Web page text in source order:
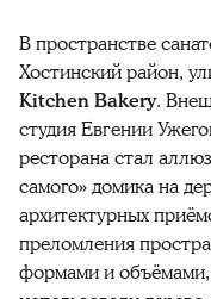
Впространстве
Хостинский район,
Kitchen Bakery.
студия Евгении
ресторана стал
самого» домика на
архитектурных
преломления
формами и объёмами,